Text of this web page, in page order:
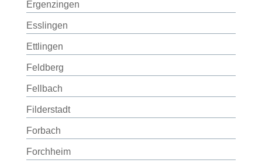
Ergenzingen
Esslingen
Ettlingen
Feldberg
Fellbach
Filderstadt
Forbach
Forchheim